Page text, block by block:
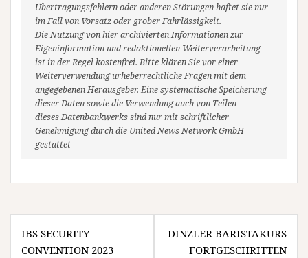
Übertragungsfehlern oder anderen Störungen haftet sie nur
im Fall von Vorsatz oder grober Fahrlässigkeit.
Die Nutzung von hier archivierten Informationen zur
Eigeninformation und redaktionellen Weiterverarbeitung
ist in der Regel kostenfrei. Bitte klären Sie vor einer
Weiterverwendung urheberrechtliche Fragen mit dem
angegebenen Herausgeber. Eine systematische Speicherung
dieser Daten sowie die Verwendung auch von Teilen
dieses Datenbankwerks sind nur mit schriftlicher
Genehmigung durch die United News Network GmbH
gestattet
Beitragsnavigation
IBS SECURITY
CONVENTION 2023
DINZLER BARISTAKURS
FORTGESCHRITTEN